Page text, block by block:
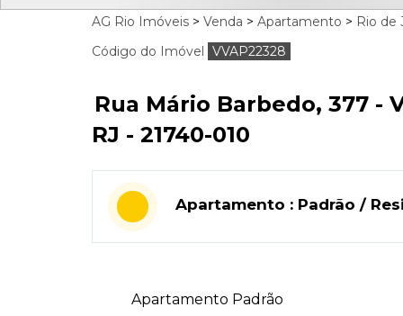
AG Rio Imóveis > Venda > Apartamento > Rio de
Código do Imóvel VVAP22328
Rua Mário Barbedo, 377 -
RJ - 21740-010
Apartamento : Padrão /
Apartamento Padrão